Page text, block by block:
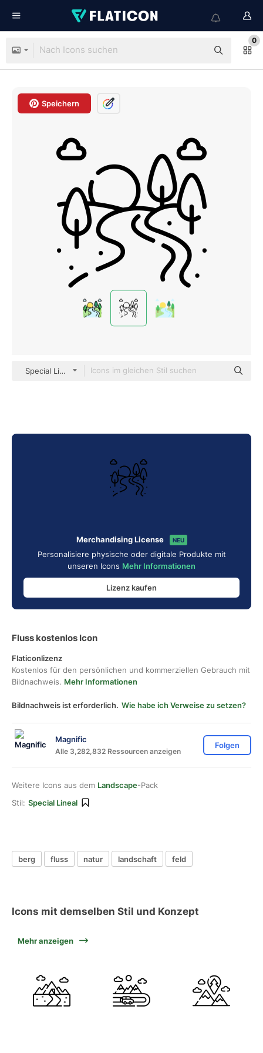
0
Speichern
Special Lineal
Merchandising License NEU
Personalisiere physische oder digitale Produkte mit
unseren Icons Mehr Informationen
Lizenz kaufen
Fluss kostenlos Icon
Flaticonlizenz
Kostenlos für den persönlichen und kommerziellen Gebrauch mit
Bildnachweis. Mehr Informationen
Bildnachweis ist erforderlich. Wie habe ich Verweise zu setzen?
Magnific
Alle 3,282,832 Ressourcen anzeigen
Folgen
Weitere Icons aus dem Landscape-Pack
Stil: Special Lineal
berg fluss natur landschaft feld
Icons mit demselben Stil und Konzept
Mehr anzeigen